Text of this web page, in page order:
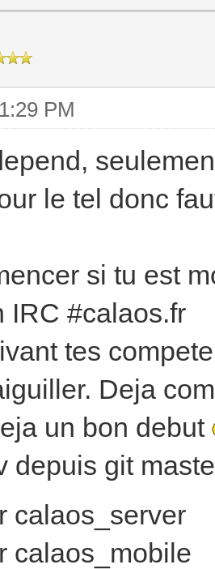
PM
le tel donc
si tu est
IRC #calaos.fr
tes
Deja
un bon debut
depuis git
calaos_server
calaos_mobile